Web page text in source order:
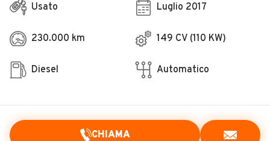
Usato Luglio 2017
230.000 km 149 CV (110 KW)
Diesel Automatico
CHIAMA